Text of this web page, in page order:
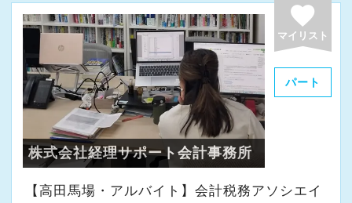
favorite
マイリスト
パート
株式会社経理サポート会計事務所
【高田馬場・アルバイト】会計税務アソシエイ